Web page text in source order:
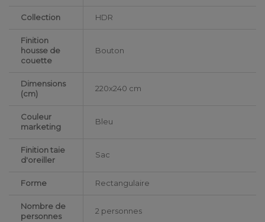
Collection HDR
Finition
housse de
couette
Bouton
Dimensions
(cm)
220x240 cm
Couleur
marketing
Bleu
Finition taie
d'oreiller
Sac
Forme Rectangulaire
Nombre de
personnes
2 personnes